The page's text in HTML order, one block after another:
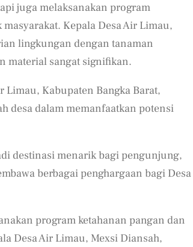
juga melaksanakan program
Kepala Desa Air Limau,
lingkungan dengan tanaman
material sangat signifikan.
Limau, Kabupaten Bangka Barat,
desa dalam memanfaatkan potensi
destinasi menarik bagi pengunjung,
berbagai penghargaan bagi Desa
program ketahanan pangan dan
Desa Air Limau, Mexsi Diansah,